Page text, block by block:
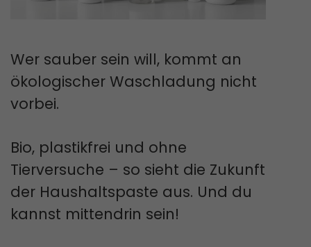
Wer sauber sein will, kommt an
ökologischer Waschladung nicht
vorbei.
Bio, plastikfrei und ohne
Tierversuche – so sieht die Zukunft
der Haushaltspaste aus. Und du
kannst mittendrin sein!